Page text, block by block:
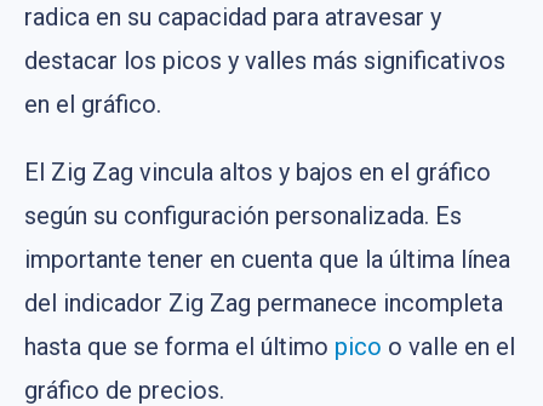
radica en su capacidad para atravesar y
destacar los picos y valles más significativos
en el gráfico.
El Zig Zag vincula altos y bajos en el gráfico
según su configuración personalizada. Es
importante tener en cuenta que la última línea
del indicador Zig Zag permanece incompleta
hasta que se forma el último pico o valle en el
gráfico de precios.